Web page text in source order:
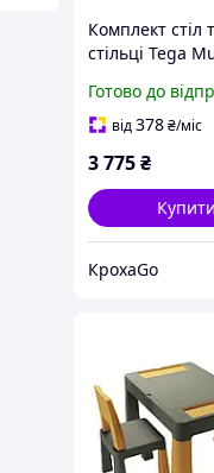
Комплект стіл
стільці Tega
/ mustard
жовтий)
Готово до
від378₴/міс
3 775₴
Купити
КрохаGo